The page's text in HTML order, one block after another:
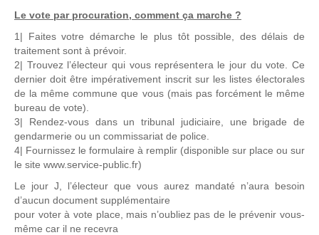
Le vote par procuration, comment ça marche ?
1| Faites votre démarche le plus tôt possible, des délais de
traitement sont à prévoir.
2| Trouvez l’électeur qui vous représentera le jour du vote. Ce
dernier doit être impérativement inscrit sur les listes électorales
de la même commune que vous (mais pas forcément le même
bureau de vote).
3| Rendez-vous dans un tribunal judiciaire, une brigade de
gendarmerie ou un commissariat de police.
4| Fournissez le formulaire à remplir (disponible sur place ou sur
le site www.service-public.fr)
Le jour J, l’électeur que vous aurez mandaté n’aura besoin
d’aucun document supplémentaire
pour voter à vote place, mais n’oubliez pas de le prévenir vous-
même car il ne recevra